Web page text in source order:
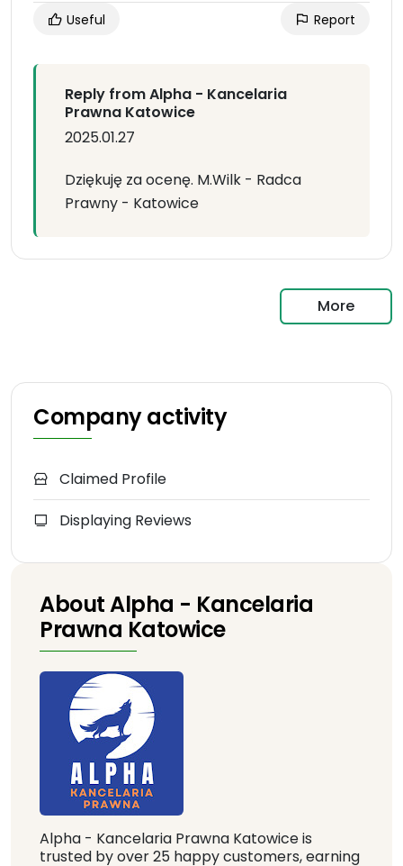
Useful Report
Reply from Alpha - Kancelaria
Prawna Katowice
2025.01.27
Dziękuję za ocenę. M.Wilk - Radca
Prawny - Katowice
More
Company activity
Claimed Profile
Displaying Reviews
About Alpha - Kancelaria
Prawna Katowice
Alpha - Kancelaria Prawna Katowice is
trusted by over 25 happy customers, earning